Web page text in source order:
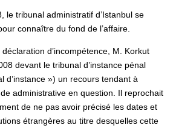
le tribunal administratif d’Istanbul se
connaître du fond de l’affaire.
d’incompétence, M. Korkut
devant le tribunal d’instance pénal
d’instance ») un recours tendant à
administrative en question. Il reprochait
de ne pas avoir précisé les dates et
étrangères au titre desquelles cette